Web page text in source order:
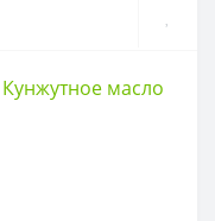
Кунжутное масло